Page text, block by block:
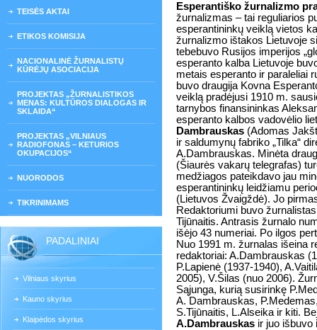
TEISĖS AKTAI
ETIKOS KOMISIJA
NACIONALINĖ ŽURNALISTŲ
KŪRĖJŲ ASOCIACIJA
PROJEKTAS „ŽURNALISTIKOS
MENAS: KULTŪROS DIALOGAS IR
SKLAIDA“
PROJEKTAS „VILNIAUS
RADIOFONAS – KETURIOS
OKUPACIJOS“
NUORODOS
TIKRINIMAMS
PADALINIAI
Vilniaus skyrius
Kauno skyrius
Klaipėdos skyrius
Esperantiško žurnalizmo
žurnalizmas – tai reguliarios
esperantininkų veiklą vietos
žurnalizmo ištakos Lietuvoje
tebebuvo Rusijos imperijos
esperanto kalba Lietuvoje
metais esperanto ir paraleliai
buvo draugija Kovna
veiklą pradėjusi 1910 m.
tarnybos finansininkas
esperanto kalbos vadovėlio
Dambrauskas (Adomas
ir saldumynų fabriko „Tilka“
A.Dambrauskas. Minėta
(Šiaurės vakarų telegrafas)
medžiagos pateikdavo jau
esperantininkų leidžiamu
(Lietuvos Žvaigždė). Jo
Redaktoriumi buvo
Tijūnaitis. Antrasis žurnalo
išėjo 43 numeriai. Po ilgos
Nuo 1991 m. žurnalas išeina
redaktoriai: A.Dambrauskas
P.Lapienė (1937-1940),
2005), V.Šilas (nuo 2006).
Sąjunga, kurią susirinkę
A. Dambrauskas,
S.Tijūnaitis, L.Alseika ir kiti.
A.Dambrauskas ir juo išbuvo